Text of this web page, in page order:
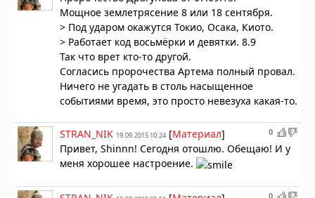
Мощное землетрясение 8 или 18 сентября.
> Под ударом окажутся Токио, Осака, Киото.
> Работает код восьмёрки и девятки. 8.9
Так что врет кто-то другой.
Согласись пророчества Артема полный провал.
Ничего не угадать в столь насыщенное
событиями время, это просто невезуха какая-то.
0
STRAN_NIK 19.09.2015 10:24 [Материал]
Привет, Shinnn! Сегодня отошлю. Обещаю! И у
меня хорошее настроение.
0